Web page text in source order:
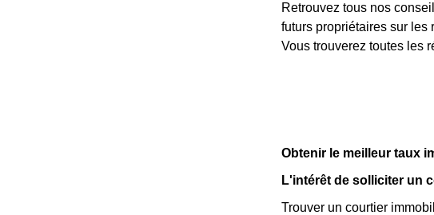
Retrouvez tous nos
futurs propriétaires sur les
Vous trouverez toutes les
Obtenir le meilleur taux
L'intérêt de solliciter un
Trouver un courtier